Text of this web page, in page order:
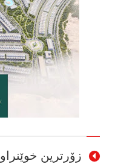
زۆرترین خوێنراو